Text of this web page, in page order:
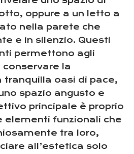
oppure a un letto a
nella parete che
e in silenzio. Questi
permettono agli
la
tranquilla oasi di pace,
spazio angusto e
principale è proprio
elementi funzionali che
tra loro,
all’estetica solo